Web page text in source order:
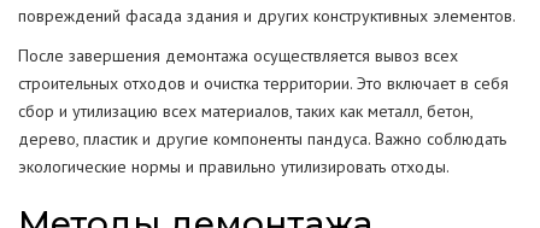
повреждений фасада здания и других конструктивных элементов.
После завершения демонтажа осуществляется вывоз всех
строительных отходов и очистка территории. Это включает в себя
сбор и утилизацию всех материалов, таких как металл, бетон,
дерево, пластик и другие компоненты пандуса. Важно соблюдать
экологические нормы и правильно утилизировать отходы.